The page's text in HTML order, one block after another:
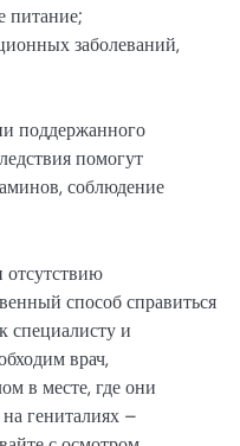
питание;
заболеваний,
поддержанного
помогут
соблюдение
отсутствию
способ справиться
специалисту и
врач,
в месте, где они
гениталиях –